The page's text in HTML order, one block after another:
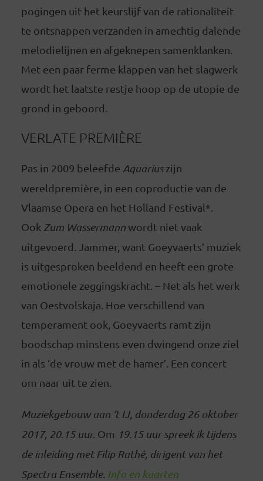
pogingen uit het keurslijf van de rationaliteit
te ontsnappen verzanden in amechtig dalende
melodielijnen en afgeknepen samenklanken.
Met een paar ferme klappen van het slagwerk
wordt het laatste restje hoop op de utopie de
grond in geboord.
VERLATE PREMIÈRE
Pas in 2009 beleefde Aquariuszijn
wereldpremière, in een coproductie van de
Vlaamse Opera en het Holland Festival*.
Ook Zum Wassermannwordt niet vaak
uitgevoerd. Jammer, want Goeyvaerts’ muziek
is uitgesproken beeldend en heeft een grote
emotionele zeggingskracht. – Net als het werk
van Oestvolskaja. Hoe verschillend van
temperament ook, Goeyvaerts ramt zijn
boodschap minstens even dwingend onze ziel
in als ‘de vrouw met de hamer’. Een concert
om naar uit te zien.
Muziekgebouw aan ‘t IJ, donderdag 26 oktober
2017, 20.15 uur. Om 19.15 uur spreek ik tijdens
de inleiding met Filip Rathé, dirigent van het
Spectra Ensemble. Info en kaarten